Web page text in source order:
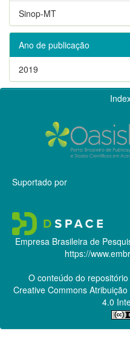
Sinop-MT
Ano de publicação
2019
Suportado por
Empresa Brasileira de
https://
O conteúdo do
Creative CommonsAtribuição
4.0